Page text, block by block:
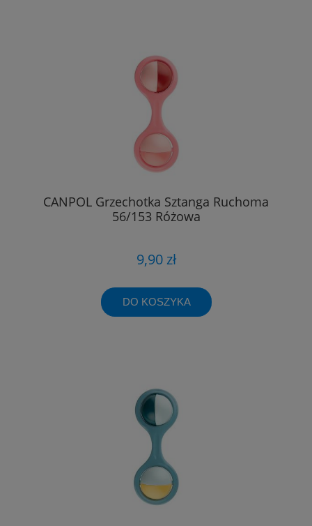
CANPOL Grzechotka Sztanga Ruchoma
56/153 Różowa
9,90 zł
DO KOSZYKA